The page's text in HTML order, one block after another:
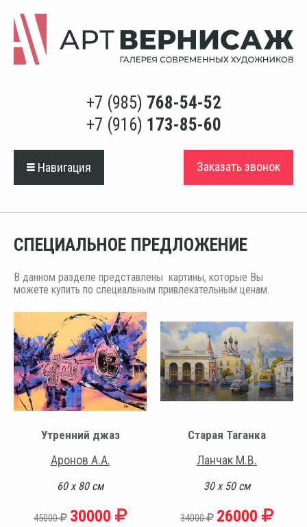
+7 (985) 768-54-52
+7 (916) 173-85-60
Навигация Заказать звонок
СПЕЦИАЛЬНОЕ ПРЕДЛОЖЕНИЕ
В данном разделе представлены картины, которые Вы
можете купить по специальным привлекательным ценам.
Утренний джаз
Аронов А.А.
60 х 80 см
45000 30000
Старая Таганка
Ланчак М.В.
30 х 50 см
34000 26000